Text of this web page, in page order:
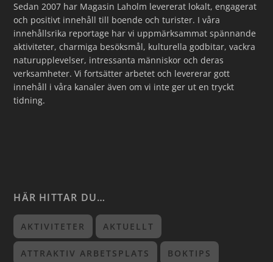
Sedan 2007 har Magasin Laholm levererat lokalt, engagerat
och positivt innehåll till boende och turister. I våra
innehållsrika reportage har vi uppmärksammat spännande
aktiviteter, charmiga besöksmål, kulturella godbitar, vackra
naturupplevelser, intressanta människor och deras
verksamheter. Vi fortsätter arbetet och levererar gott
innehåll i våra kanaler även om vi inte ger ut en tryckt
tidning.
HÄR HITTAR DU…
AKTIVITETER AKTUELLT
ATTRAKTIV ARBETSPLATS BOKTIPS